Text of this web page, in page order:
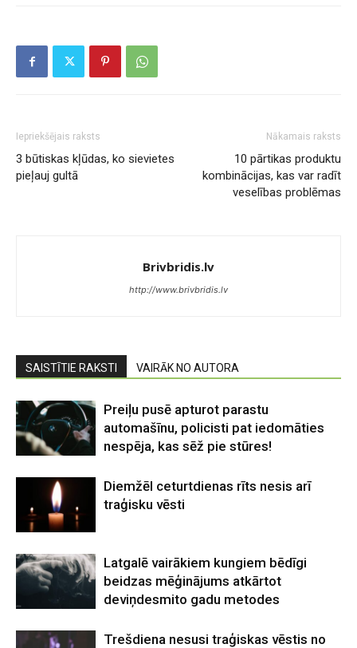
Iepriekšējais raksts
3 būtiskas kļūdas, ko sievietes
pieļauj gultā
Nākamais raksts
10 pārtikas produktu
kombinācijas, kas var radīt
veselības problēmas
Brivbridis.lv
http://www.brivbridis.lv
SAISTĪTIE RAKSTI VAIRĀK NO AUTORA
Preiļu pusē apturot parastu
automašīnu, policisti pat iedomāties
nespēja, kas sēž pie stūres!
Diemžēl ceturtdienas rīts nesis arī
traģisku vēsti
Latgalē vairākiem kungiem bēdīgi
beidzas mēģinājums atkārtot
deviņdesmito gadu metodes
Trešdiena nesusi traģiskas vēstis no